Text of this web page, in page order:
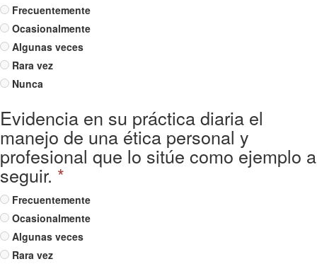
Frecuentemente
Ocasionalmente
Algunas veces
Rara vez
Nunca
Evidencia en su práctica diaria el
manejo de una ética personal y
profesional que lo sitúe como ejemplo a
seguir. *
Frecuentemente
Ocasionalmente
Algunas veces
Rara vez